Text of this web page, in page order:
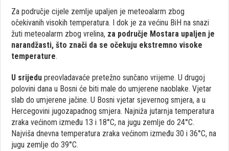
Za područje cijele zemlje upaljen je meteoalarm zbog
očekivanih visokih temperatura. I dok je za većinu BiH na snazi
žuti meteoalarm zbog vrelina, za područje Mostara upaljen je
narandžasti, što znači da se očekuju ekstremno visoke
temperature.
U srijedu preovladavaće pretežno sunčano vrijeme. U drugoj
polovini dana u Bosni će biti male do umjerene naoblake. Vjetar
slab do umjerene jačine. U Bosni vjetar sjevernog smjera, a u
Hercegovini jugozapadnog smjera. Najniža jutarnja temperatura
zraka većinom između 13 i 18°C, na jugu zemlje do 24°C.
Najviša dnevna temperatura zraka većinom između 30 i 36°C, na
jugu zemlje do 39°C.